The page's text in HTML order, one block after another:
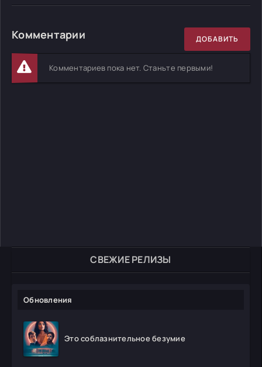
СВЕЖИЕ РЕЛИЗЫ
Обновления
Это соблазнительное безумие
Комментарии ДОБАВИТЬ
Комментариев пока нет. Станьте первыми!